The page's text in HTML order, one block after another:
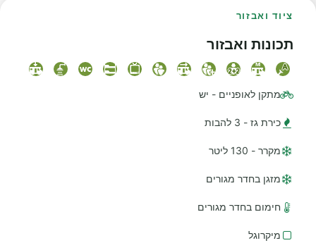
ציוד ואבזור
תכונות ואבזור
מתקן לאופניים - יש
כירת גז - 3 להבות
מקרר - 130 ליטר
מזגן בחדר מגורים
חימום בחדר מגורים
מיקרוגל